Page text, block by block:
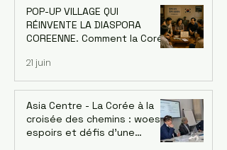
Jaehoon Yoo, économiste et
ancien conseiller de la
Banque asiatique de
développement - le 18/06
POP-UP VILLAGE QUI
RÉINVENTE LA DIASPORA
COREENNE. Comment la Corée
a changé le monde grâce à sa
diaspora — et ce que
l'Afrique peut en apprendre
21 juin
Asia Centre - La Corée à la
croisée des chemins : woes,
espoirs et défis d’une